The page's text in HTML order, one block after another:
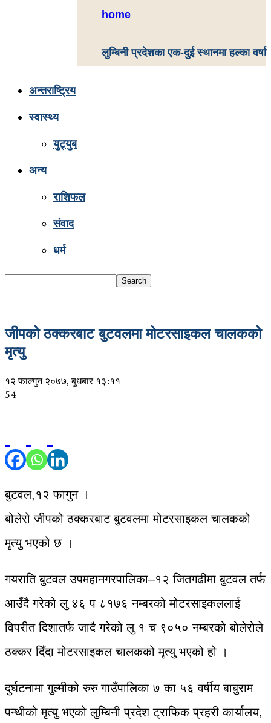
home
लुम्बिनी प्रदेशका एक-दुई स्थानमा हल्का वर्षा
अन्तराष्ट्रिय
स्वास्थ्य
युट्युब
अन्य
राशिफल
संवाद
धर्म
जीपको ठक्करबाट बुटवलमा मोटरसाइकल चालकको
मृत्यु
१२ फाल्गुन २०७७, बुधबार १३:११
54
बुटवल,१२ फागुन ।
बोलेरो जीपको ठक्करबाट बुटवलमा मोटरसाइकल चालकको
मृत्यु भएको छ ।
गयराति बुटवल उपमहानगरपालिका–१२ जितगढीमा बुटवल तर्फ
आउँदै गरेको लु ४६ प ८१७६ नम्बरको मोटरसाइकललाई
विपरीत दिशातर्फ जादै गरेको लु १ च ९०५० नम्बरको बोलेरोले
ठक्कर दिँदा मोटरसाइकल चालकको मृत्यु भएको हो ।
दुर्घटनामा गुल्मीको रुरु गाउँपालिका ७ का ५६ वर्षीय बाबुराम
पन्थीको मृत्यु भएको लुम्बिनी प्रदेश ट्राफिक प्रहरी कार्यालय,